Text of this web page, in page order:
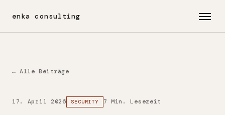
enka consulting
← Alle Beiträge
17. April 2026 SECURITY 7 Min. Lesezeit